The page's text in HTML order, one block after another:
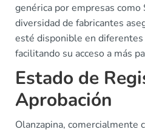
genérica por empresas como
diversidad de fabricantes
esté disponible en
facilitando su acceso a más
Estado de
Aprobación
Olanzapina, comercialmente